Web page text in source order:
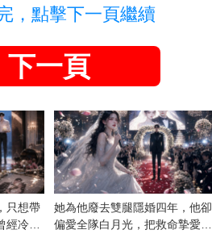
，點擊下一頁繼續
下一頁
只想帶
冷漠
她為他廢去雙腿隱婚四年，他卻
偏愛全隊白月光，把救命摯愛當